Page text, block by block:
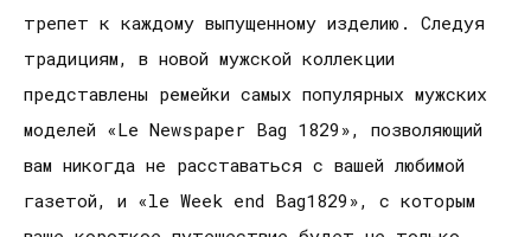
трепет к каждому выпущенному изделию. Следуя
традициям, в новой мужской коллекции
представлены ремейки самых популярных мужских
моделей «Le Newspaper Bag 1829», позволяющий
вам никогда не расставаться с вашей любимой
газетой, и «le Week end Bag1829», с которым